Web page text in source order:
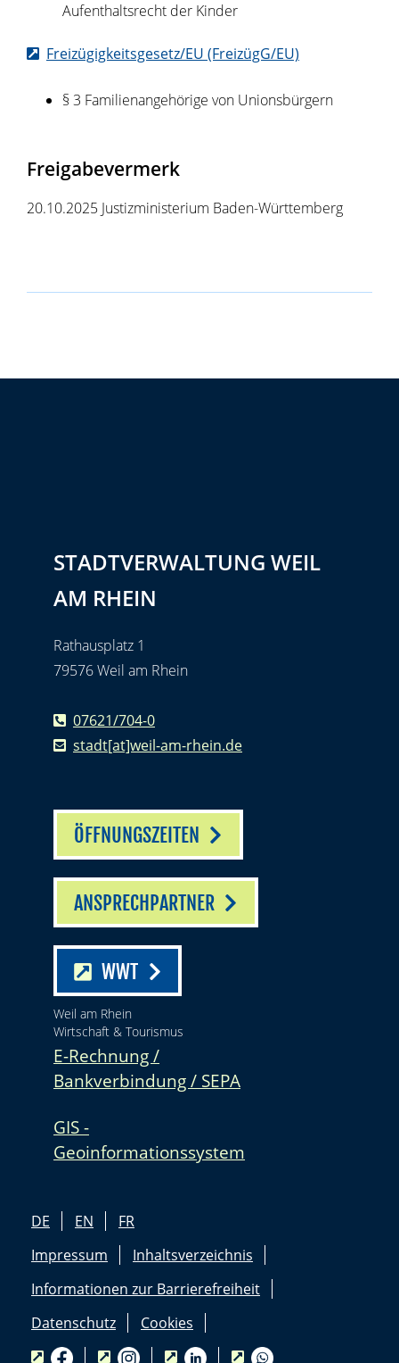
Aufenthaltsrecht der Kinder
Freizügigkeitsgesetz/EU (FreizügG/EU)
§ 3 Familienangehörige von Unionsbürgern
Freigabevermerk
20.10.2025 Justizministerium Baden-Württemberg
STADTVERWALTUNG WEIL
AM RHEIN
Rathausplatz 1
79576 Weil am Rhein
07621/704-0
stadt[at]weil-am-rhein.de
ÖFFNUNGSZEITEN
ANSPRECHPARTNER
WWT
Weil am Rhein
Wirtschaft & Tourismus
E-Rechnung /
Bankverbindung / SEPA
GIS -
Geoinformationssystem
DE EN
FR
Impressum
Inhaltsverzeichnis
Informationen zur Barrierefreiheit
Datenschutz
Cookies